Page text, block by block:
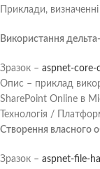
Приклади,
Використання
Зразок – aspnet-core-
Опис – приклад
SharePoint Online в
Технологія /
Створення власного
Зразок – aspnet-file-